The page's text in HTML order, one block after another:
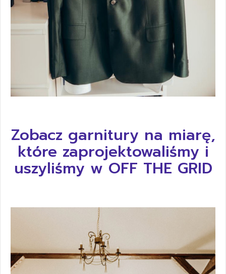
Zobacz garnitury na miarę,
które zaprojektowaliśmy i
uszyliśmy w OFF THE GRID